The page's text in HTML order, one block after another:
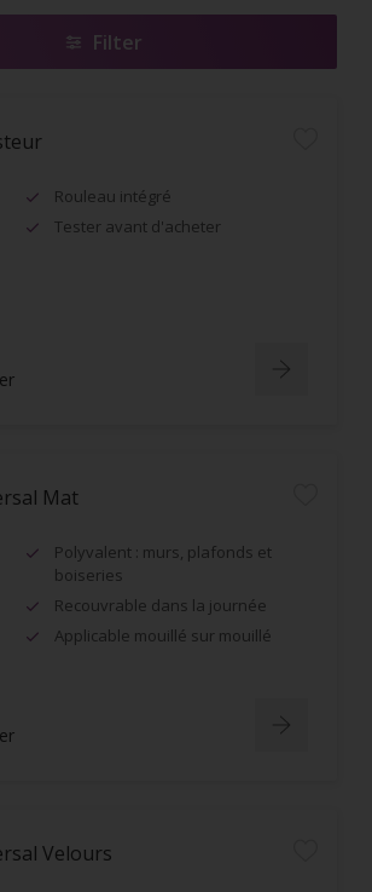
Filter
Rouleau intégré
Tester avant d'acheter
Mat
Polyvalent : murs, plafonds et
boiseries
Recouvrable dans la journée
Applicable mouillé sur mouillé
Velours